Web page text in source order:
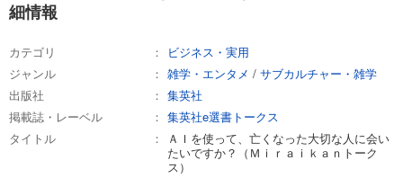
細情報
カテゴリ
ビジネス・実用
ジャンル
雑学・エンタメ / サブカルチャー・雑学
出版社
集英社
掲載誌・レーベル
集英社e選書トークス
タイトル
ＡＩを使って、亡くなった大切な人に会い
たいですか？（Ｍｉｒａｉｋａｎトーク
ス）